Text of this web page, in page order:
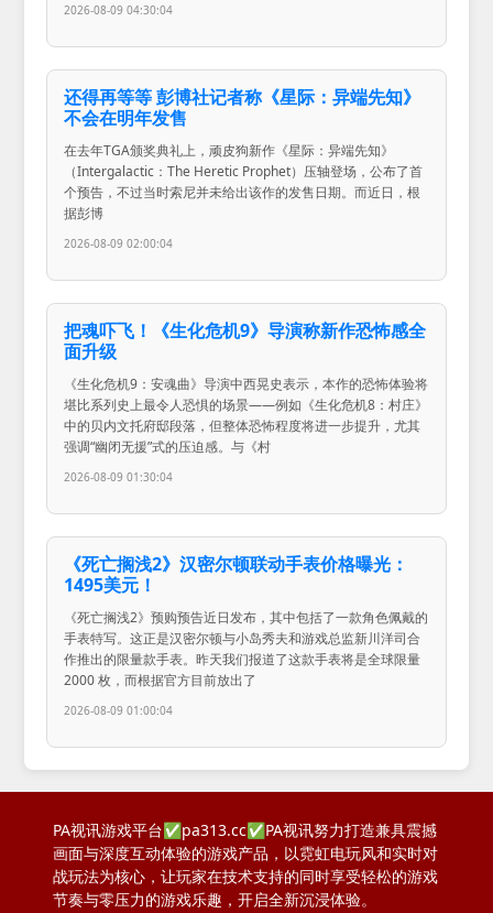
2026-08-09 04:30:04
还得再等等 彭博社记者称《星际：异端先知》
不会在明年发售
在去年TGA颁奖典礼上，顽皮狗新作《星际：异端先知》
（Intergalactic：The Heretic Prophet）压轴登场，公布了首
个预告，不过当时索尼并未给出该作的发售日期。而近日，根
据彭博
2026-08-09 02:00:04
把魂吓飞！《生化危机9》导演称新作恐怖感全
面升级
《生化危机9：安魂曲》导演中西晃史表示，本作的恐怖体验将
堪比系列史上最令人恐惧的场景——例如《生化危机8：村庄》
中的贝内文托府邸段落，但整体恐怖程度将进一步提升，尤其
强调“幽闭无援”式的压迫感。与《村
2026-08-09 01:30:04
《死亡搁浅2》汉密尔顿联动手表价格曝光：
1495美元！
《死亡搁浅2》预购预告近日发布，其中包括了一款角色佩戴的
手表特写。这正是汉密尔顿与小岛秀夫和游戏总监新川洋司合
作推出的限量款手表。昨天我们报道了这款手表将是全球限量
2000 枚，而根据官方目前放出了
2026-08-09 01:00:04
PA视讯游戏平台✅pa313.cc✅PA视讯努力打造兼具震撼
画面与深度互动体验的游戏产品，以霓虹电玩风和实时对
战玩法为核心，让玩家在技术支持的同时享受轻松的游戏
节奏与零压力的游戏乐趣，开启全新沉浸体验。